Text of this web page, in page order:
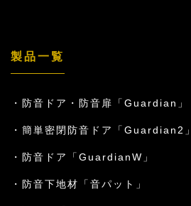
製品一覧
防音ドア・防音扉「Guardian」
簡単密閉防音ドア「Guardian2」
防音ドア「GuardianW」
防音下地材「音パット」